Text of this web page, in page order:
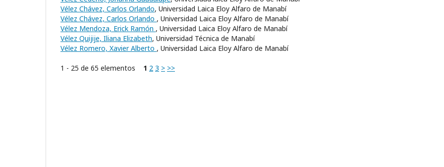
Vélez Chávez, Carlos Orlando, Universidad Laica Eloy Alfaro de Manabí
Vélez Chávez, Carlos Orlando , Universidad Laica Eloy Alfaro de Manabí
Vélez Mendoza, Erick Ramón , Universidad Laica Eloy Alfaro de Manabí
Vélez Quijije, Iliana Elizabeth, Universidad Técnica de Manabí
Vélez Romero, Xavier Alberto , Universidad Laica Eloy Alfaro de Manabí
1 - 25 de 65 elementos 1 2 3 > >>